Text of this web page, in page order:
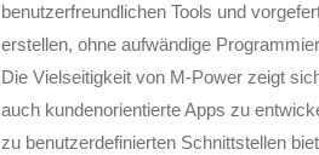
benutzerfreundlichen Tools und
erstellen, ohne aufwändige
Die Vielseitigkeit von M-Power zeigt
auch kundenorientierte Apps zu
zu benutzerdefinierten Schnittstellen